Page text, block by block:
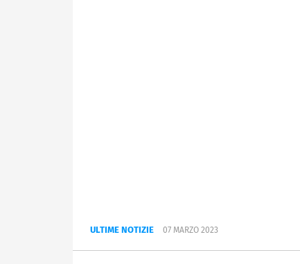
ULTIME NOTIZIE 07 MARZO 2023